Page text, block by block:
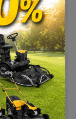
4,0 Ah / 8,0 Ah
195 W
230 V / 50-60 Hz
8 A
Baterija: 1,02 kg
Punjač: 0,60 kg